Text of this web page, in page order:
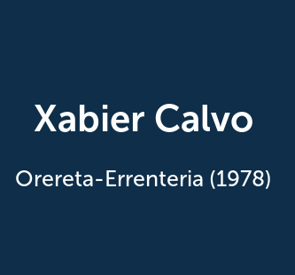
Xabier Calvo
Orereta-Errenteria (1978)